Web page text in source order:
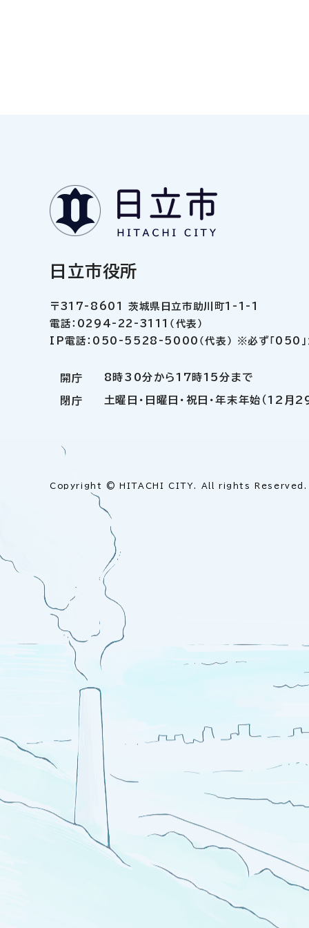
日立市役所
〒317-8601 茨城県日立市助川町1-1-1
電話：0294-22-3111（代表）
IP電話：050-5528-5000（代表） ※必ず「050」か
開庁 8時30分から17時15分まで
閉庁 土曜日・日曜日・祝日・年末年始（12
Copyright © HITACHI CITY. All rights Reserved.